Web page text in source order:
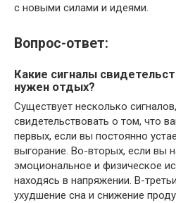
с новыми силами и идеями.
Вопрос-ответ:
Какие сигналы
нужен отдых?
Существует несколько
свидетельствовать о том, что
первых, если вы постоянно
выгорание. Во-вторых, если вы
эмоциональное и физическое
находясь в напряжении. В-
ухудшение сна и снижение